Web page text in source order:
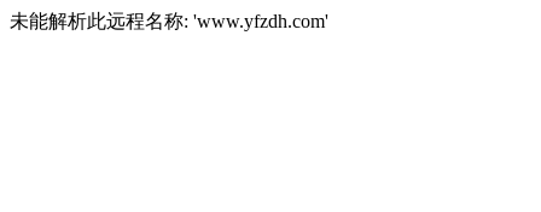
未能解析此远程名称: 'www.yfzdh.com'